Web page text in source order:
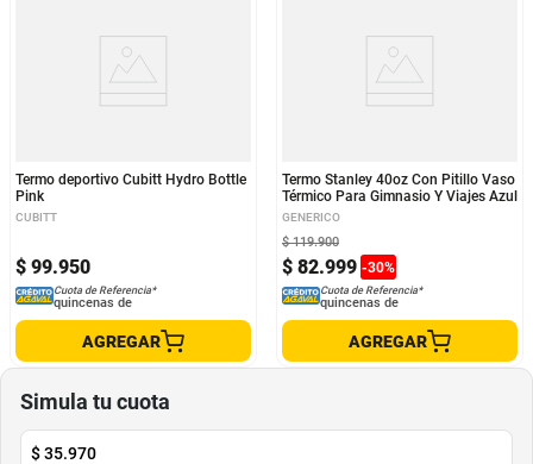
Termo deportivo Cubitt Hydro Bottle
Pink
CUBITT
$ 99.950
Cuota de Referencia*
quincenas de
AGREGAR
Termo Stanley 40oz Con Pitillo Vaso
Térmico Para Gimnasio Y Viajes Azul
GENERICO
$ 82.999 -30%
$ 119.900
Cuota de Referencia*
quincenas de
AGREGAR
Simula tu cuota
$35.970